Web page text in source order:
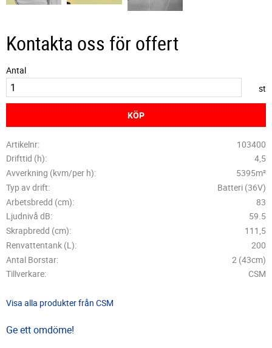
Kontakta oss för offert
Antal
st
KÖP
Artikelnr
103400
Drifttid (h)
4,5
Avverkning (kvm/per h)
5395m²
Typ av drift
Batteri (36V)
Arbetsbredd (cm)
83
Ljudnivå dB
59.5
Skrapbredd (cm)
111,5
Renvattentank (L)
200
Antal Borstar
2 (43cm)
Tillverkare
CSM
Visa alla produkter från CSM
Ge ett omdöme!